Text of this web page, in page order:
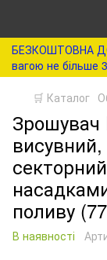
БЕЗКОШТОВНА
вагою не більше
🛒 Каталог
Зрошувач
поливу
В наявності